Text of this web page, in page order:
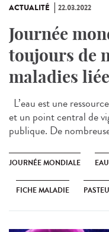
ACTUALITÉ 22.03.2022
Journée
toujours de
maladies
L’eau est une
et un point central de
publique. De
JOURNÉE MONDIALE EAU
FICHE MALADIE